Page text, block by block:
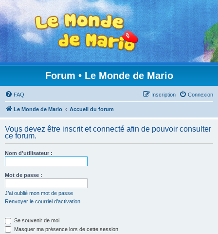
Forum • Le Monde de Mario
FAQ Connexion
Inscription
Le Monde de Mario Accueil du forum
Vous devez être inscrit et connecté afin de pouvoir consulter
ce forum.
Nom d’utilisateur :
Mot de passe :
J’ai oublié mon mot de passe
Renvoyer le courriel d’activation
Se souvenir de moi
Masquer ma présence lors de cette session